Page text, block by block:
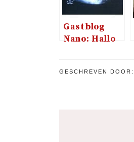
Gastblog
Nano: Hallo
GESCHREVEN DOOR: